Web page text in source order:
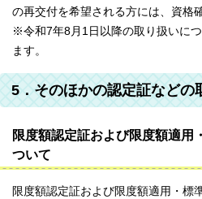
の再交付を希望される方には、資格
※令和7年8月1日以降の取り扱いに
ます。
5．そのほかの認定証などの
限度額認定証および限度額適用
ついて
限度額認定証および限度額適用・標